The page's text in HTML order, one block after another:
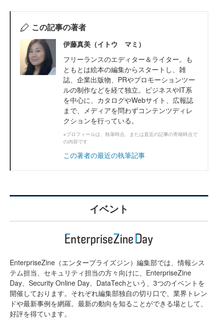
この記事の著者
伊藤真美（イトウ マミ）
フリーランスのエディター＆ライター。も
ともとは絵本の編集からスタートし、雑
誌、企業出版物、PRやプロモーションツー
ルの制作などを経て独立。ビジネスやIT系
を中心に、カタログやWebサイト、広報誌
まで、メディアを問わずコンテンツディレ
クションを行っている。
※プロフィールは、執筆時点、または直近の記事の寄稿時点で
の内容です
この著者の最近の執筆記事
イベント
EnterpriseZine（エンタープライズジン）編集部では、情報シス
テム担当、セキュリティ担当の方々向けに、EnterpriseZine
Day、Security Online Day、DataTechという、3つのイベントを
開催しております。それぞれ編集部独自の切り口で、業界トレン
ドや最新事例を網羅。最新の動向を知ることができる場として、
好評を得ています。